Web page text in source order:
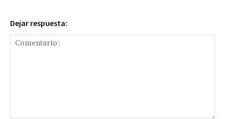
Dejar respuesta: